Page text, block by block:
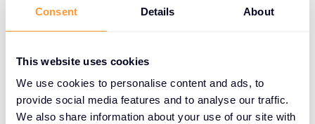
Consent Details About
This website uses cookies
We use cookies to personalise content and ads, to
provide social media features and to analyse our traffic.
We also share information about your use of our site with
implementaciju politika prije nego što API-ju krenu u
F5 Distributed Cloud
platforma je dizajnirana s
ciljem zadovoljavanja svih potreba koje donosi
budućnost enterprise computinga,što uključuje